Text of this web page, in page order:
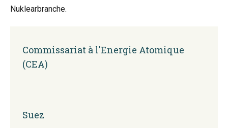
Nuklearbranche.
Commissariat à l'Energie Atomique
(CEA)
Suez